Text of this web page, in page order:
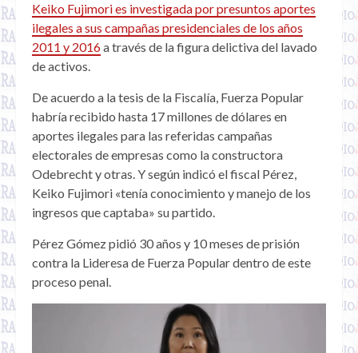
Keiko Fujimori es investigada por presuntos aportes
ilegales a sus campañas presidenciales de los años
2011 y 2016a través de la figura delictiva del lavado
de activos.
De acuerdo a la tesis de la Fiscalía, Fuerza Popular
habría recibido hasta 17 millones de dólares en
aportes ilegales para las referidas campañas
electorales de empresas como la constructora
Odebrecht y otras. Y según indicó el fiscal Pérez,
Keiko Fujimori «tenía conocimiento y manejo de los
ingresos que captaba» su partido.
Pérez Gómez pidió 30 años y 10 meses de prisión
contra la Lideresa de Fuerza Popular dentro de este
proceso penal.